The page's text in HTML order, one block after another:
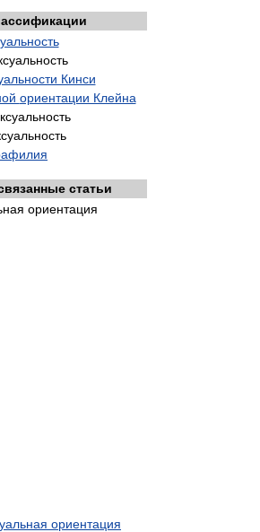
Кинси
ориентации Клейна
статьи
ориентация
ориентация